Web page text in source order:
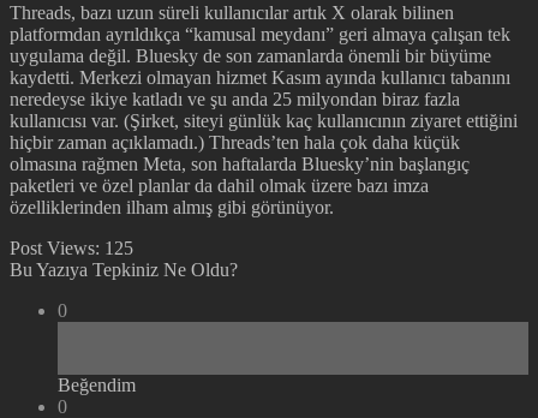
Threads, bazı uzun süreli kullanıcılar artık X olarak bilinen
platformdan ayrıldıkça “kamusal meydanı” geri almaya çalışan tek
uygulama değil. Bluesky de son zamanlarda önemli bir büyüme
kaydetti. Merkezi olmayan hizmet Kasım ayında kullanıcı tabanını
neredeyse ikiye katladı ve şu anda 25 milyondan biraz fazla
kullanıcısı var. (Şirket, siteyi günlük kaç kullanıcının ziyaret ettiğini
hiçbir zaman açıklamadı.) Threads’ten hala çok daha küçük
olmasına rağmen Meta, son haftalarda Bluesky’nin başlangıç
paketleri ve özel planlar da dahil olmak üzere bazı imza
özelliklerinden ilham almış gibi görünüyor.
Post Views: 125
Bu Yazıya Tepkiniz Ne Oldu?
0
Beğendim
0